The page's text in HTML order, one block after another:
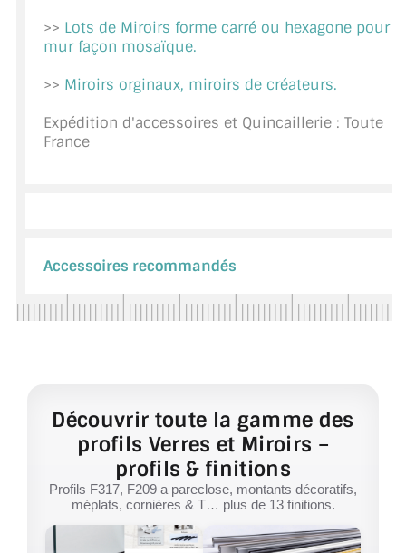
MON PANIER
NOUS TROUVER - BUC 78
>> Lots de Miroirs forme carré ou hexagone pour
mur façon mosaïque.
>> Miroirs orginaux, miroirs de créateurs.
Expédition d'accessoires et Quincaillerie : Toute
France
Accessoires recommandés
Découvrir toute la gamme des
profils Verres et Miroirs –
profils & finitions
Profils F317, F209 a pareclose, montants décoratifs,
méplats, cornières & T… plus de 13 finitions.